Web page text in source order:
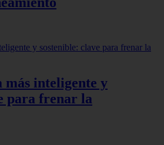
inteligente y
para frenar la